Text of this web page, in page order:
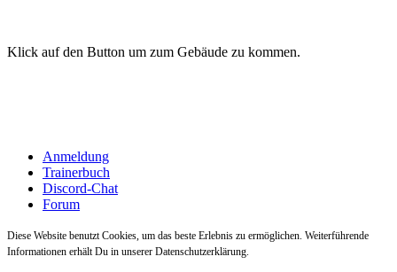
Klick auf den Button um zum Gebäude zu kommen.
Anmeldung
Trainerbuch
Discord-Chat
Forum
Diese Website benutzt Cookies, um das beste Erlebnis zu ermöglichen. Weiterführende
Informationen erhält Du in unserer Datenschutzerklärung.